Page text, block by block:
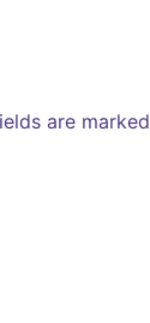
are marked